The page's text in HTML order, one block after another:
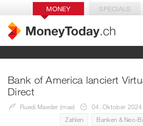
MONEY SPECIALS
Bank of America lanciert
Direct
Ruedi Maeder (mae)
04. Oktober 2024
Zahlen
Banken & Neo-